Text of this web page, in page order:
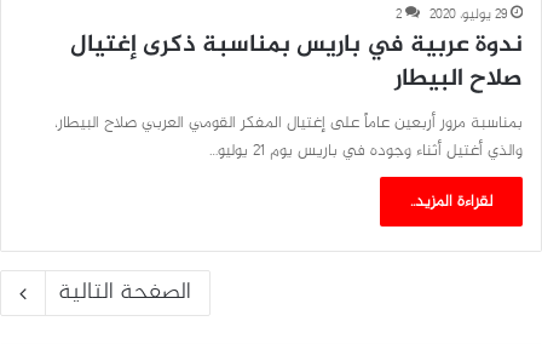
29 يوليو، 2020 2
ندوة عربية في باريس بمناسبة ذكرى إغتيال
صلاح البيطار
بمناسبة مرور أربعين عاماً على إغتيال المفكر القومي العربي صلاح البيطار،
والذي أغتيل أثناء وجوده في باريس يوم 21 يوليو…
لقراءة المزيد..
الصفحة التالية